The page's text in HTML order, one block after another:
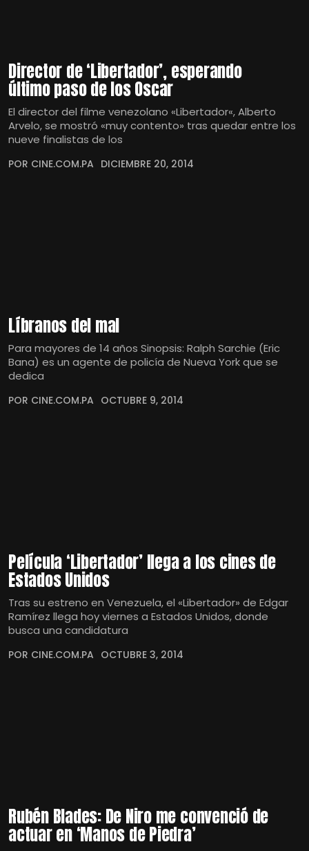
Director de ‘Libertador’, esperando
último paso de los Oscar
El director del filme venezolano «Libertador«, Alberto
Arvelo, se mostró «muy contento» tras quedar entre los
nueve finalistas de los
POR CINE.COM.PA DICIEMBRE 20, 2014
Líbranos del mal
Para mayores de 14 años Sinopsis: Ralph Sarchie (Eric
Bana) es un agente de policía de Nueva York que se
dedica
POR CINE.COM.PA OCTUBRE 9, 2014
Película ‘Libertador’ llega a los cines de
Estados Unidos
Tras su estreno en Venezuela, el «Libertador» de Edgar
Ramírez llega hoy viernes a Estados Unidos, donde
busca una candidatura
POR CINE.COM.PA OCTUBRE 3, 2014
Rubén Blades: De Niro me convenció de
actuar en ‘Manos de Piedra’